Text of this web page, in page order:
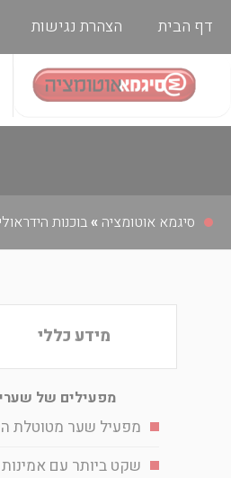
דף הבית הצהרת נגישות
סיגמא אוטומציה »בוכנות
מידע כללי
מפעילים של שערי
מפעיל שער מטוטלת
שקט ביותר עם